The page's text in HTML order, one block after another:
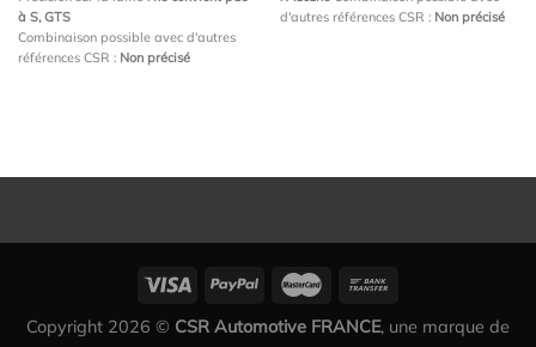
à S, GTS
Combinaison possible avec d'autres
références CSR : Non précisé
d'autres références CSR : Non précisé
Copyright 2026 © CSR Automotive FRANCE, une marque de